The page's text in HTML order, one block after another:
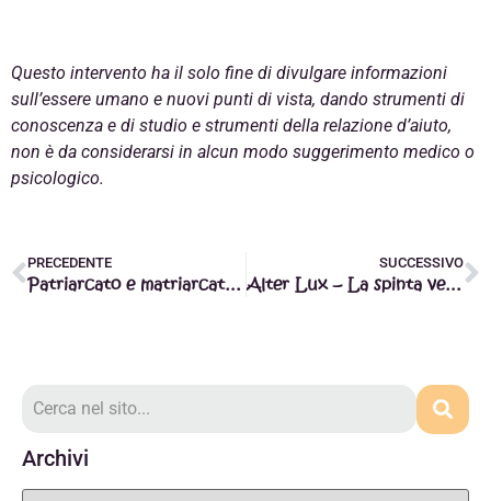
Questo intervento ha il solo fine di divulgare informazioni
sull’essere umano e nuovi punti di vista, dando strumenti di
conoscenza e di studio e strumenti della relazione d’aiuto,
non è da considerarsi in alcun modo suggerimento medico o
psicologico.
PRECEDENTE
Patriarcato e matriarcato: qual è la rivoluzione individuale da adottare oggi
SUCCESSIVO
Alter Lux – La spinta verso l’Infinito
Archivi